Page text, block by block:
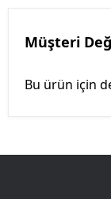
Müşteri
Bu ürün için